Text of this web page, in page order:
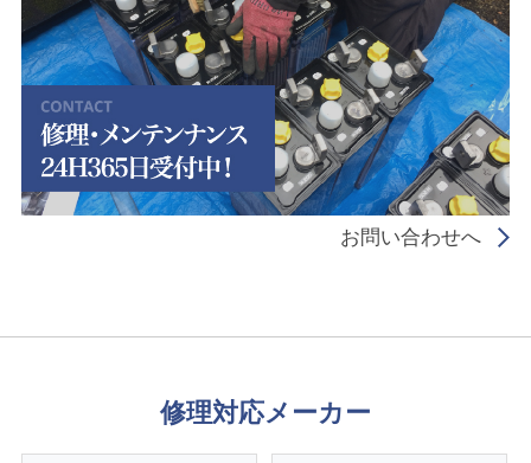
お問い合わせへ
修理対応メーカー